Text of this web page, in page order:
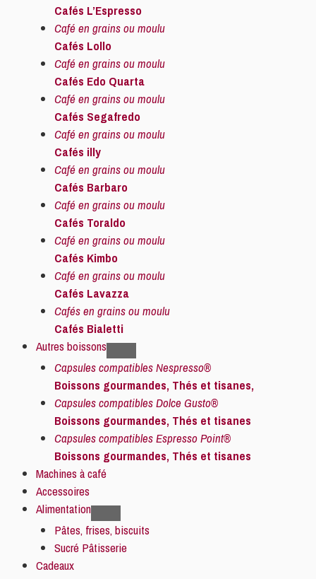
Cafés L’Espresso
Café en grains ou moulu
Cafés Lollo
Café en grains ou moulu
Cafés Edo Quarta
Café en grains ou moulu
Cafés Segafredo
Café en grains ou moulu
Cafés illy
Café en grains ou moulu
Cafés Barbaro
Café en grains ou moulu
Cafés Toraldo
Café en grains ou moulu
Cafés Kimbo
Café en grains ou moulu
Cafés Lavazza
Cafés en grains ou moulu
Cafés Bialetti
Autres boissons
Capsules compatibles Nespresso®
Boissons gourmandes, Thés et tisanes,
Capsules compatibles Dolce Gusto®
Boissons gourmandes, Thés et tisanes
Capsules compatibles Espresso Point®
Boissons gourmandes, Thés et tisanes
Machines à café
Accessoires
Alimentation
Pâtes, frises, biscuits
Sucré Pâtisserie
Cadeaux